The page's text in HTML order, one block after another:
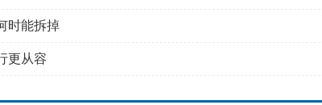
时能拆掉
更从容